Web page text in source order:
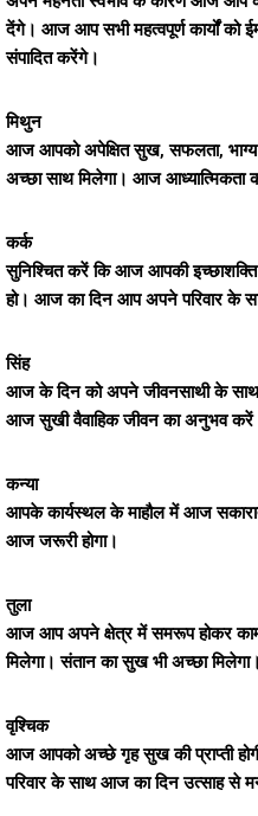
देंगे। आज आप सभी महत्वपूर्ण कार्यों को
संपादित करेंगे।
मिथुन
आज आपको अपेक्षित सुख, सफलता, भाग्य
अच्छा साथ मिलेगा। आज
कर्क
सुनिश्चित करें कि आज आपकी
हो। आज का दिन आप अपने परिवार के
सिंह
आज के दिन को अपने जीवनसाथी के साथ
आज सुखी वैवाहिक जीवन का अनुभव
कन्या
आपके कार्यस्थल के माहौल में आज
आज जरूरी होगा।
तुला
आज आप अपने क्षेत्र में समरूप होकर
मिलेगा। संतान का सुख भी अच्छा मिलेगा।
वृश्चिक
आज आपको अच्छे गृह सुख की प्राप्ती
परिवार के साथ आज का दिन उत्साह से